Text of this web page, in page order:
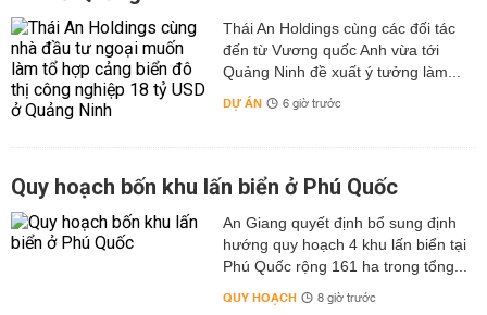
Thái An Holdings cùng các đối tác
đến từ Vương quốc Anh vừa tới
Quảng Ninh đề xuất ý tưởng làm...
DỰ ÁN 6 giờ trước
Quy hoạch bốn khu lấn biển ở Phú Quốc
An Giang quyết định bổ sung định
hướng quy hoạch 4 khu lấn biển tại
Phú Quốc rộng 161 ha trong tổng...
QUY HOẠCH 8 giờ trước